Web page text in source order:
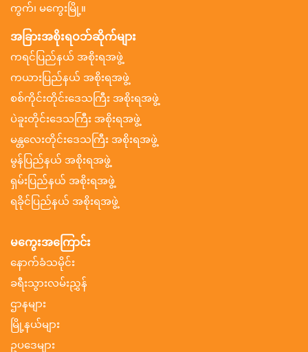
ကွက်၊ မကွေးမြို့။
အခြားအစိုးရဝဘ်ဆိုက်များ
ကရင်ပြည်နယ် အစိုးရအဖွဲ့
ကယားပြည်နယ် အစိုးရအဖွဲ့
စစ်ကိုင်းတိုင်းဒေသကြီး အစိုးရအဖွဲ့
ပဲခူးတိုင်းဒေသကြီး အစိုးရအဖွဲ့
မန္တလေးတိုင်းဒေသကြီး အစိုးရအဖွဲ့
မွန်ပြည်နယ် အစိုးရအဖွဲ့
ရှမ်းပြည်နယ် အစိုးရအဖွဲ့
ရခိုင်ပြည်နယ် အစိုးရအဖွဲ့
မကွေးအကြောင်း
နောက်ခံသမိုင်း
ခရီးသွားလမ်းညွှန်
ဌာနများ
မြို့နယ်များ
ဥပဒေများ